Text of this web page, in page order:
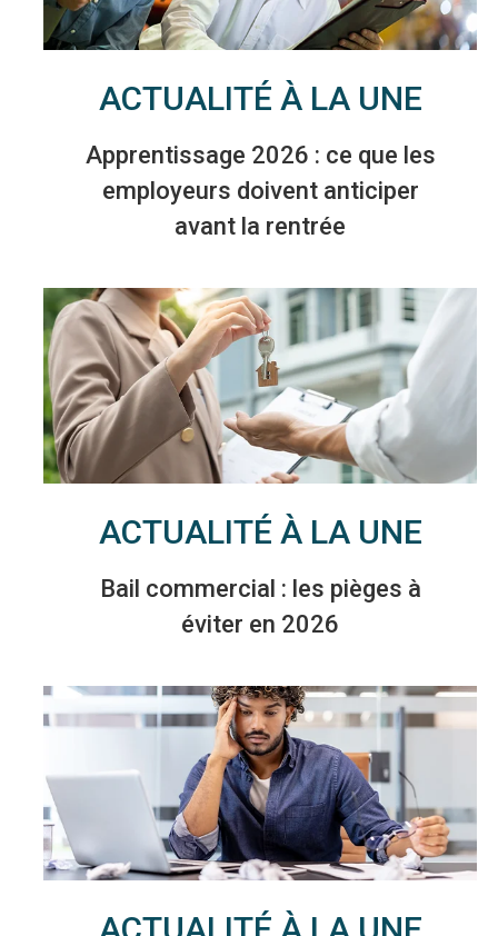
ACTUALITÉ À LA UNE
Apprentissage 2026 : ce que les
employeurs doivent anticiper
avant la rentrée
ACTUALITÉ À LA UNE
Bail commercial : les pièges à
éviter en 2026